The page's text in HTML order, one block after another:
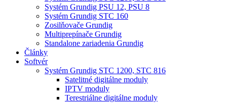
Systém Grundig PSU 12, PSU 8
Systém Grundig STC 160
Zosilňovače Grundig
Multiprepínače Grundig
Standalone zariadenia Grundig
Články
Softvér
Systém Grundig STC 1200, STC 816
Satelitné digitálne moduly
IPTV moduly
Terestriálne digitálne moduly